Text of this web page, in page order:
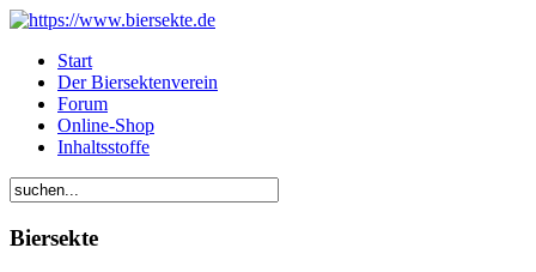
Start
Der Biersektenverein
Forum
Online-Shop
Inhaltsstoffe
Biersekte